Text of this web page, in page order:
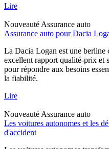
Lire
Nouveauté Assurance auto
Assurance auto pour Dacia
La Dacia Logan est une berline
excellent rapport qualité-prix et
pour répondre aux besoins
la fiabilité.
Lire
Nouveauté Assurance auto
Les voitures autonomes et les
d'accident